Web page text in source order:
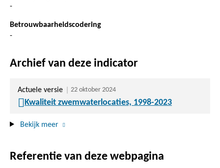
-
Betrouwbaarheidscodering
-
Archief van deze indicator
Actuele versie 22 oktober 2024
Kwaliteit zwemwaterlocaties, 1998-2023
Bekijk meer
Referentie van deze webpagina